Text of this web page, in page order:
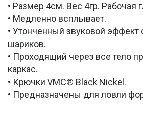
• Размер 4см. Вес 4гр. Рабочая
• Медленно всплывает.
• Утонченный звуковой эффект
шариков.
• Проходящий через все тело
каркас.
• Крючки VMC® Black Nickel.
• Предназначены для ловли